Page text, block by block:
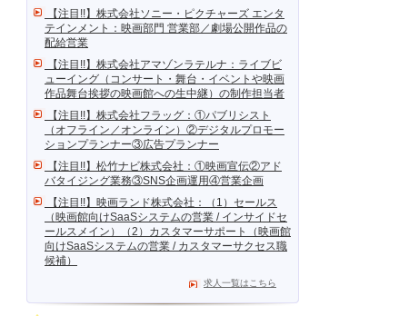
【注目!!】株式会社ソニー・ピクチャーズ エンタ
テインメント：映画部門 営業部／劇場公開作品の
配給営業
【注目!!】株式会社アマゾンラテルナ：ライブビ
ューイング（コンサート・舞台・イベントや映画
作品舞台挨拶の映画館への生中継）の制作担当者
【注目!!】株式会社フラッグ：①パブリシスト
（オフライン／オンライン）②デジタルプロモー
ションプランナー③広告プランナー
【注目!!】松竹ナビ株式会社：①映画宣伝②アド
バタイジング業務③SNS企画運用④営業企画
【注目!!】映画ランド株式会社：（1）セールス
（映画館向けSaaSシステムの営業 / インサイドセ
ールスメイン）（2）カスタマーサポート（映画館
向けSaaSシステムの営業 / カスタマーサクセス職
候補）
求人一覧はこちら